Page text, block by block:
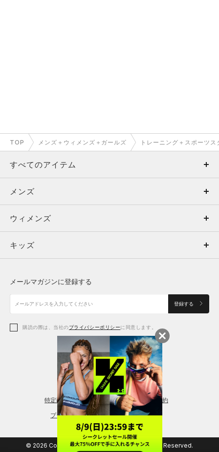
TOP メンズ＋ウィメンズ＋ガールズ トレーニング＋スポーツス
すべてのアイテム
メンズ
ウィメンズ
キッズ
アクセサリー
メンズ
トップス
ボトムス
アクセサリー
ウィメンズ
トップス
シューズ
アクセサリー
レギンス＆タイツ
キッズ
シューズ
メールマガジンに登録する
登録する
購読の際は、当社のプライバシーポリシーに同意します。
特定商取引法に基づく通販の表記 会員規約
プライバシーポリシー
© 2026 Copyright DOME Corporation. All Rights Reserved.